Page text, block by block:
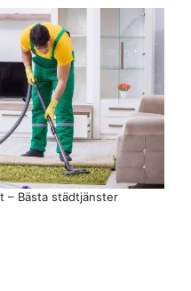
– Bästa städtjänster